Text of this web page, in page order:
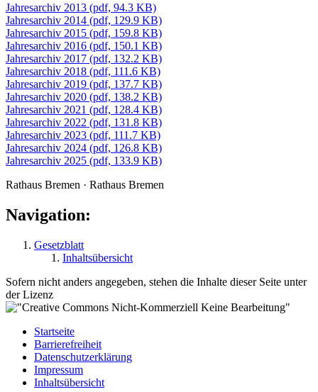
Jahresarchiv 2013 (pdf, 94.3 KB)
Jahresarchiv 2014 (pdf, 129.9 KB)
Jahresarchiv 2015 (pdf, 159.8 KB)
Jahresarchiv 2016 (pdf, 150.1 KB)
Jahresarchiv 2017 (pdf, 132.2 KB)
Jahresarchiv 2018 (pdf, 111.6 KB)
Jahresarchiv 2019 (pdf, 137.7 KB)
Jahresarchiv 2020 (pdf, 138.2 KB)
Jahresarchiv 2021 (pdf, 128.4 KB)
Jahresarchiv 2022 (pdf, 131.8 KB)
Jahresarchiv 2023 (pdf, 111.7 KB)
Jahresarchiv 2024 (pdf, 126.8 KB)
Jahresarchiv 2025 (pdf, 133.9 KB)
Rathaus Bremen · Rathaus Bremen
Navigation:
Gesetzblatt
Inhaltsübersicht
Sofern nicht anders angegeben, stehen die Inhalte dieser Seite unter
der Lizenz
Startseite
Barrierefreiheit
Datenschutzerklärung
Impressum
Inhaltsübersicht